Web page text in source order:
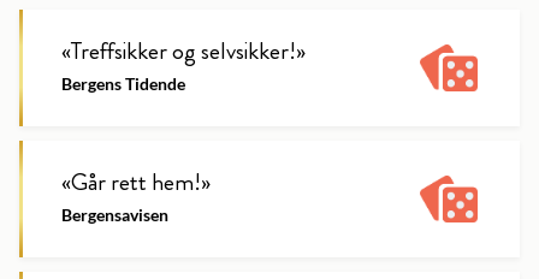
«Treffsikker og selvsikker!»
Bergens Tidende
«Går rett hem!»
Bergensavisen